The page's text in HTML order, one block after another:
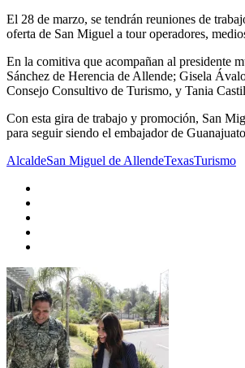
El 28 de marzo, se tendrán reuniones de
oferta de San Miguel a tour operadores,
En la comitiva que acompañan al presidente
Sánchez de Herencia de Allende; Gisela
Consejo Consultivo de Turismo, y Tania
Con esta gira de trabajo y promoción, San
para seguir siendo el embajador de
AlcaldeSan Miguel de AllendeTexasTurismo